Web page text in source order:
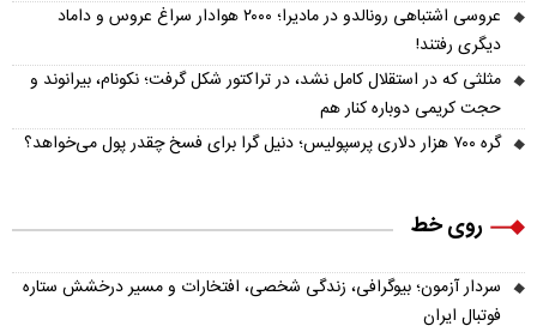
عروسی اشتباهی رونالدو در مادیرا؛ ۲۰۰۰ هوادار سراغ عروس و داماد
دیگری رفتند!
مثلثی که در استقلال کامل نشد، در تراکتور شکل گرفت؛ نکونام، بیرانوند و
حجت کریمی دوباره کنار هم
گره ۷۰۰ هزار دلاری پرسپولیس؛ دنیل گرا برای فسخ چقدر پول می‌خواهد؟
روی خط
سردار آزمون؛ بیوگرافی، زندگی شخصی، افتخارات و مسیر درخشش ستاره
فوتبال ایران